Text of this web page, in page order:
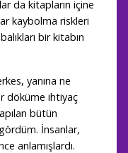
da kitapların içine
kaybolma riskleri
bir kitabın
yanına ne
döküme ihtiyaç
bütün
İnsanlar,
anlamışlardı.